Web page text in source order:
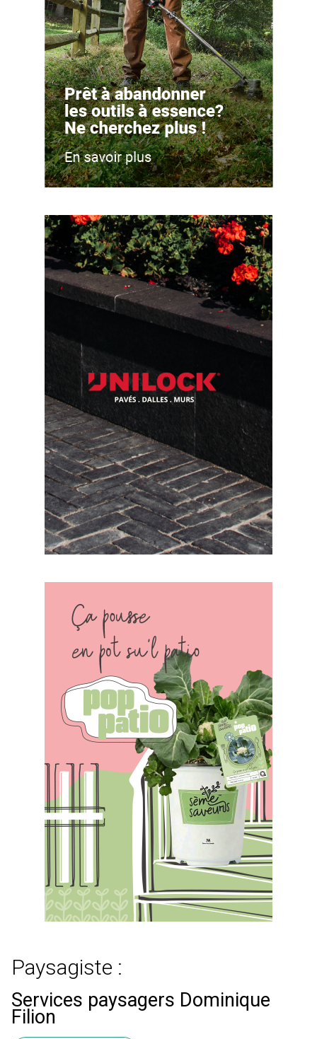
Paysagiste :
Services paysagers Dominique
Filion